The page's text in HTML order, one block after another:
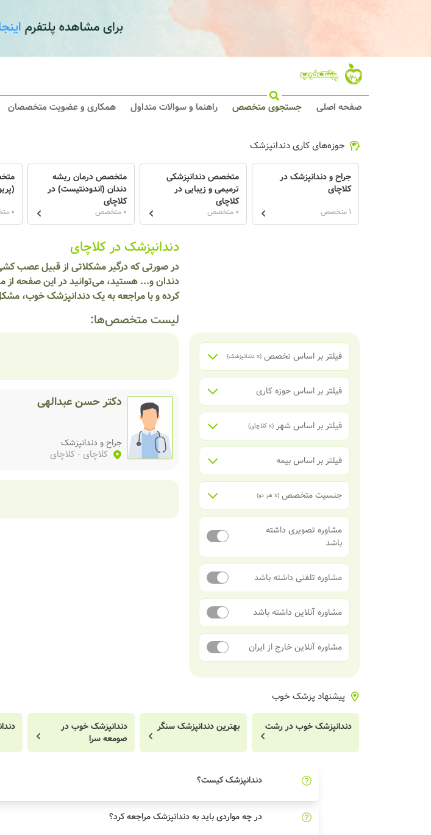
صفحه اصلی جستجوی متخصص راهنما و سوالات متداول همکاری و عضویت متخصصان
حوزه‌های کاری دندانپزشک
جراح و دندانپزشک در
کلاچای
1 متخصص
متخصص دندانپزشکی
ترمیمی و زیبایی در
کلاچای
0 متخصص
متخصص درمان ریشه
دندان (اندودنتیست) در
کلاچای
0 متخصص 0 متخصص
دندانپزشک در کلاچای
در صورتی که درگیر مشکلاتی از قبیل عصب
دندان و... هستید، می‌توانید در این صفحه از
کرده و با مراجعه به یک دندانپزشک خوب،
لیست متخصص‌ها:
فیلتر بر اساس تخصص (x دندانپزشک)
فیلتر بر اساس حوزه کاری
فیلتر بر اساس شهر (x کلاچای)
فیلتر بر اساس بیمه
جنسیت متخصص (x هر دو)
مشاوره تصویری داشته
باشد
مشاوره تلفنی داشته باشد
مشاوره آنلاین داشته باشد
مشاوره آنلاین خارج از ایران
دکتر حسن عبدالهی
جراح و دندانپزشک
کلاچای - کلاچای
پیشنهاد پزشک خوب
دندانپزشک خوب در رشت بهترین دندانپزشک سنگر
دندانپزشک خوب در
صومعه سرا
دندانپزشک کیست؟
در چه مواردی باید به دندانپزشک مراجعه کرد؟